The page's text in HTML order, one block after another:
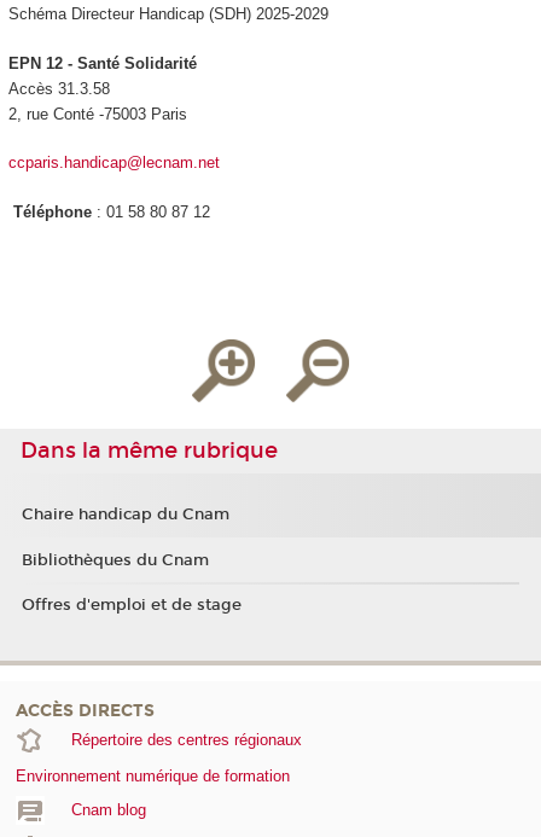
Schéma Directeur Handicap (SDH) 2025-2029
EPN 12 - Santé Solidarité
Accès 31.3.58
2, rue Conté -75003 Paris
ccparis.handicap@lecnam.net
Téléphone : 01 58 80 87 12
Dans la même rubrique
Chaire handicap du Cnam
Bibliothèques du Cnam
Offres d'emploi et de stage
ACCÈS DIRECTS
Répertoire des centres régionaux
Environnement numérique de formation
Cnam blog